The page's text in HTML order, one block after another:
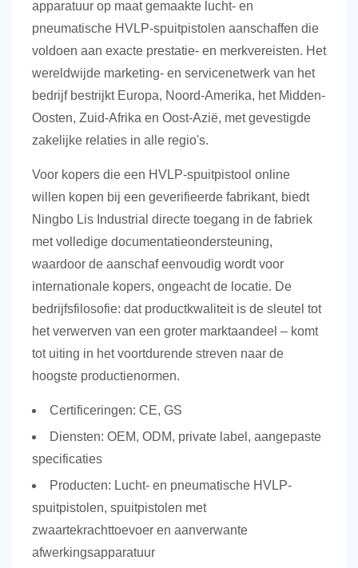
apparatuur op maat gemaakte lucht- en
pneumatische HVLP-spuitpistolen aanschaffen die
voldoen aan exacte prestatie- en merkvereisten. Het
wereldwijde marketing- en servicenetwerk van het
bedrijf bestrijkt Europa, Noord-Amerika, het Midden-
Oosten, Zuid-Afrika en Oost-Azië, met gevestigde
zakelijke relaties in alle regio's.
Voor kopers die een HVLP-spuitpistool online
willen kopen bij een geverifieerde fabrikant, biedt
Ningbo Lis Industrial directe toegang in de fabriek
met volledige documentatieondersteuning,
waardoor de aanschaf eenvoudig wordt voor
internationale kopers, ongeacht de locatie. De
bedrijfsfilosofie: dat productkwaliteit is de sleutel tot
het verwerven van een groter marktaandeel – komt
tot uiting in het voortdurende streven naar de
hoogste productienormen.
Certificeringen: CE, GS
Diensten: OEM, ODM, private label, aangepaste
specificaties
Producten: Lucht- en pneumatische HVLP-
spuitpistolen, spuitpistolen met
zwaartekrachttoevoer en aanverwante
afwerkingsapparatuur